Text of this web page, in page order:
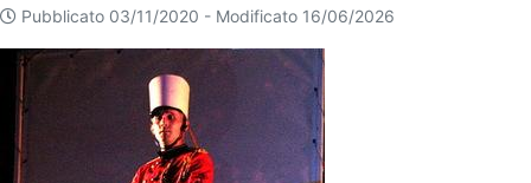
Pubblicato 03/11/2020 - Modificato 16/06/2026